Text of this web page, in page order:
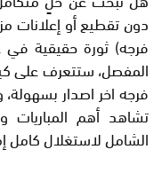
فرجه) ثورة حقيقية في
فرجه اخر اصدار
تشاهد أهم المباريات
الشامل لاستغلال كامل